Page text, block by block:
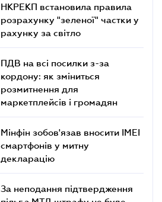
НКРЕКП встановила правила
розрахунку "зеленої" частки у
рахунку за світло
ПДВ на всі посилки з-за
кордону: як зміниться
розмитнення для
маркетплейсів і громадян
Мінфін зобов'язав вносити IMEI
смартфонів у митну
декларацію
За неподання підтвердження